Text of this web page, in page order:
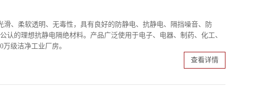
、柔软透明、无毒性，具有良好的防静电、抗静电、隔挡噪音、防
的理想抗静电隔绝材料。产品广泛使用于电子、电器、制药、化工、
级洁净工业厂房。
查看详情